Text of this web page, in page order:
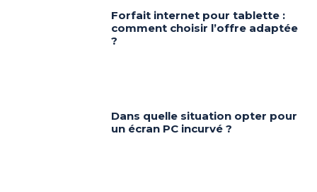
Forfait internet pour tablette :
comment choisir l’offre adaptée
?
Dans quelle situation opter pour
un écran PC incurvé ?